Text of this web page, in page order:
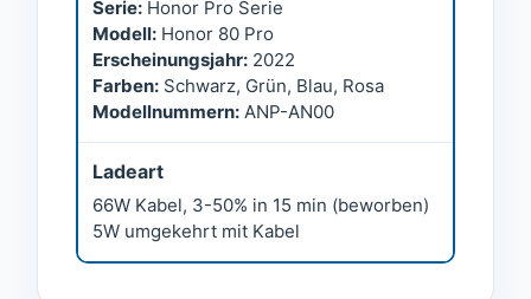
Serie: Honor Pro Serie
Modell: Honor 80 Pro
Erscheinungsjahr: 2022
Farben: Schwarz, Grün, Blau, Rosa
Modellnummern: ANP-AN00
Ladeart
66W Kabel, 3-50% in 15 min (beworben)
5W umgekehrt mit Kabel